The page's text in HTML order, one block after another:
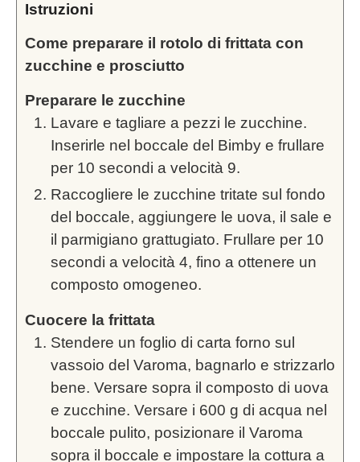
Istruzioni
Come preparare il rotolo di frittata con
zucchine e prosciutto
Preparare le zucchine
Lavare e tagliare a pezzi le zucchine.
Inserirle nel boccale del Bimby e frullare
per 10 secondi a velocità 9.
Raccogliere le zucchine tritate sul fondo
del boccale, aggiungere le uova, il sale e
il parmigiano grattugiato. Frullare per 10
secondi a velocità 4, fino a ottenere un
composto omogeneo.
Cuocere la frittata
Stendere un foglio di carta forno sul
vassoio del Varoma, bagnarlo e strizzarlo
bene. Versare sopra il composto di uova
e zucchine. Versare i 600 g di acqua nel
boccale pulito, posizionare il Varoma
sopra il boccale e impostare la cottura a